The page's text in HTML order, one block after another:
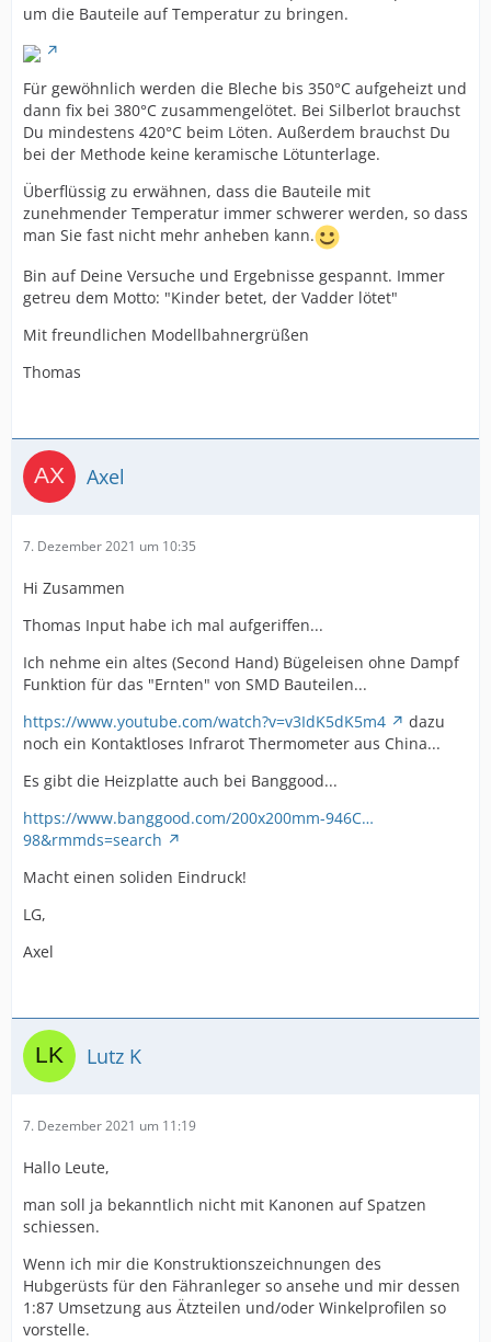
um die Bauteile auf Temperatur zu bringen.
Für gewöhnlich werden die Bleche bis 350°C aufgeheizt und
dann fix bei 380°C zusammengelötet. Bei Silberlot brauchst
Du mindestens 420°C beim Löten. Außerdem brauchst Du
bei der Methode keine keramische Lötunterlage.
Überflüssig zu erwähnen, dass die Bauteile mit
zunehmender Temperatur immer schwerer werden, so dass
man Sie fast nicht mehr anheben kann.
Bin auf Deine Versuche und Ergebnisse gespannt. Immer
getreu dem Motto: "Kinder betet, der Vadder lötet"
Mit freundlichen Modellbahnergrüßen
Thomas
Axel
7. Dezember 2021 um 10:35
Hi Zusammen
Thomas Input habe ich mal aufgeriffen...
Ich nehme ein altes (Second Hand) Bügeleisen ohne Dampf
Funktion für das "Ernten" von SMD Bauteilen...
https://www.youtube.com/watch?v=v3IdK5dK5m4
dazu
noch ein Kontaktloses Infrarot Thermometer aus China...
Es gibt die Heizplatte auch bei Banggood...
https://www.banggood.com/200x200mm-946C…
98&rmmds=search
Macht einen soliden Eindruck!
LG,
Axel
Lutz K
7. Dezember 2021 um 11:19
Hallo Leute,
man soll ja bekanntlich nicht mit Kanonen auf Spatzen
schiessen.
Wenn ich mir die Konstruktionszeichnungen des
Hubgerüsts für den Fähranleger so ansehe und mir dessen
1:87 Umsetzung aus Ätzteilen und/oder Winkelprofilen so
vorstelle.